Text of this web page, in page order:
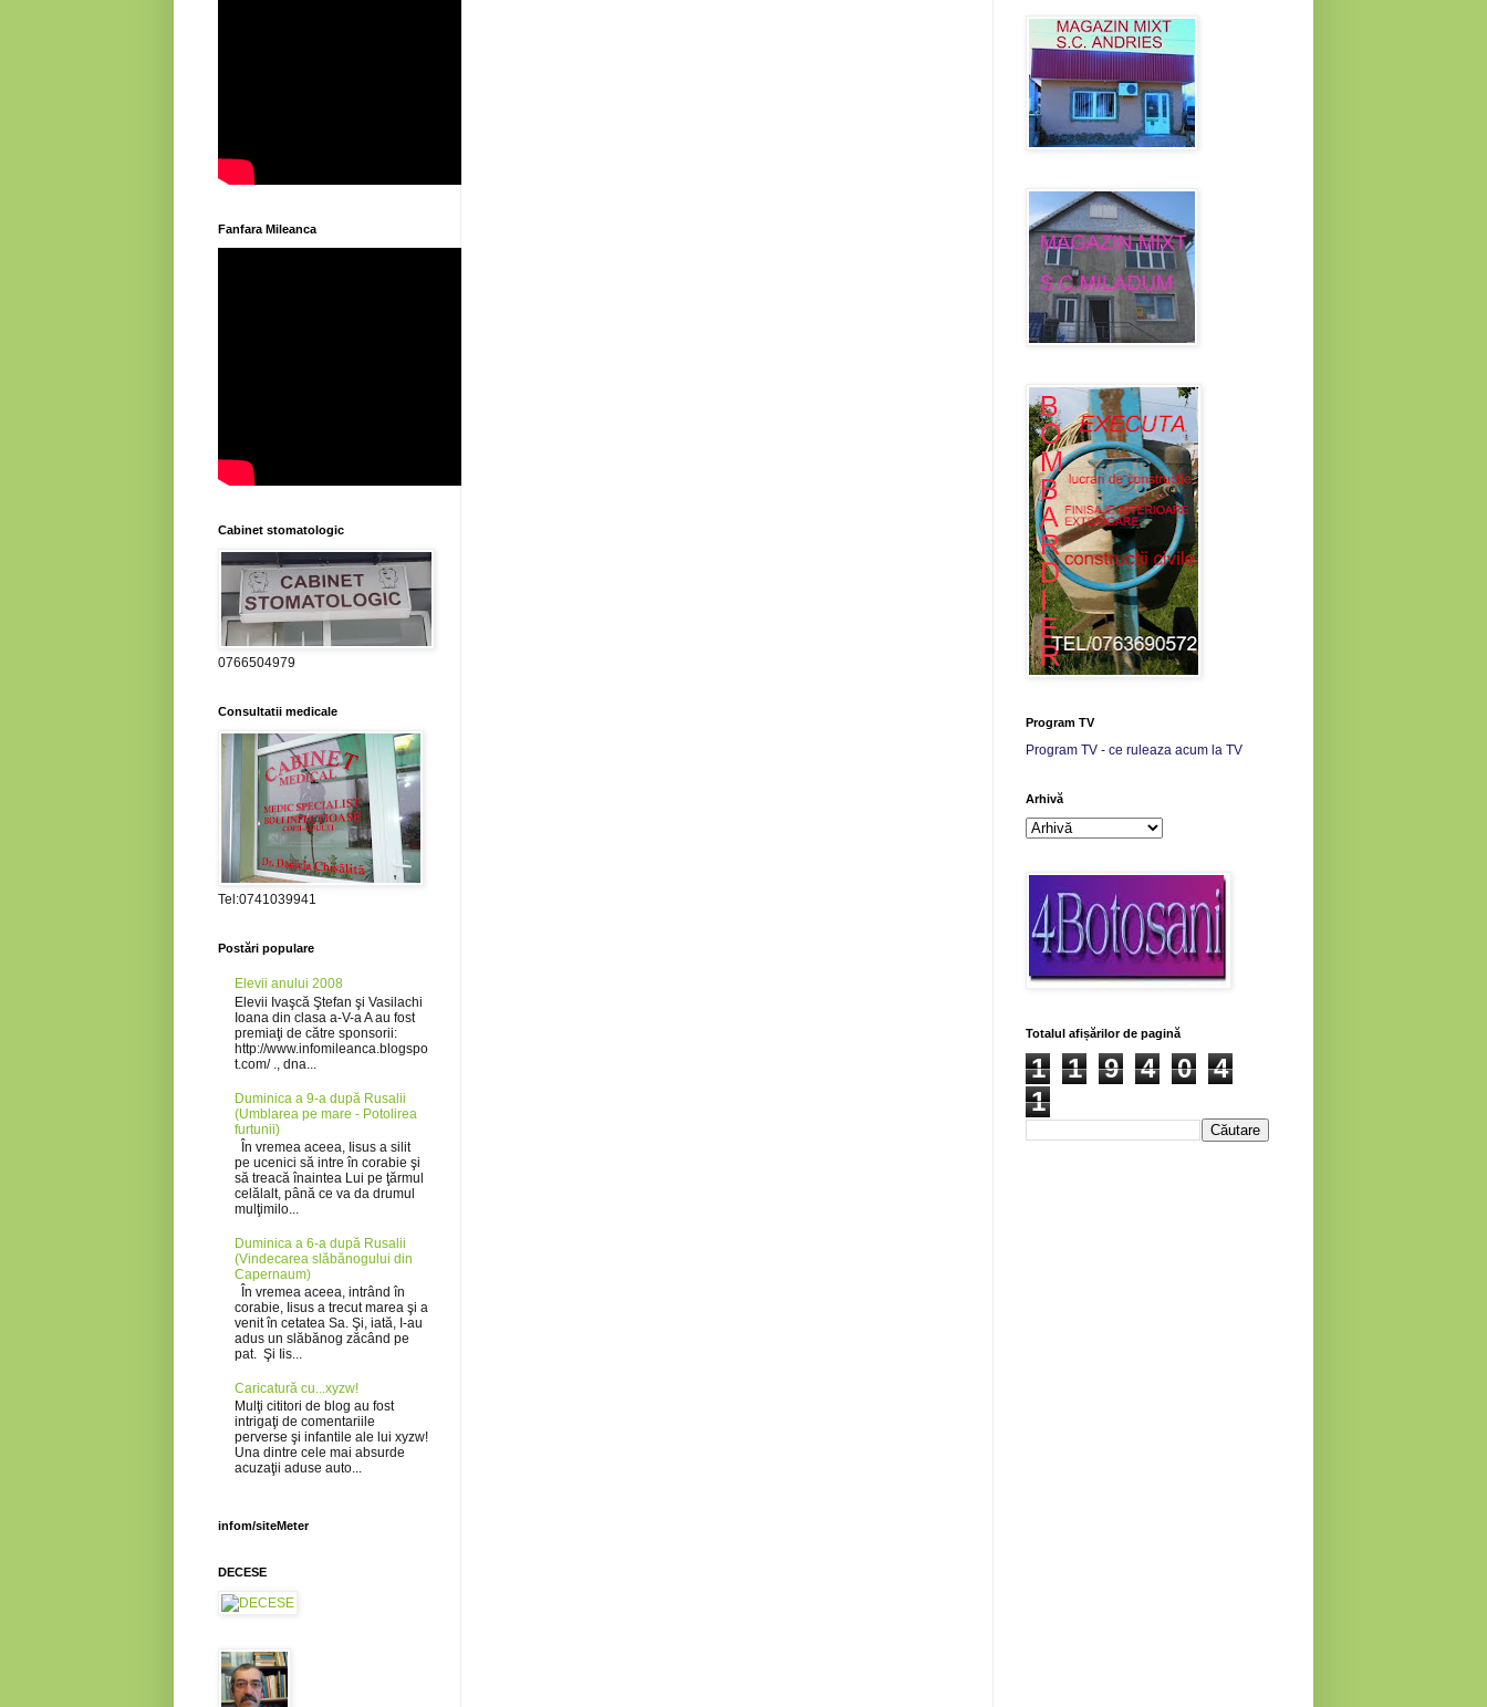
Fanfara Mileanca
Cabinet stomatologic
0766504979
Consultatii medicale
Tel:0741039941
Postări populare
Elevii anului 2008
Elevii Ivaşcă Ştefan şi Vasilachi
Ioana din clasa a-V-a A au fost
premiaţi de către sponsorii:
http://www.infomileanca.blogspo
t.com/ ., dna...
Duminica a 9-a după Rusalii
(Umblarea pe mare - Potolirea
furtunii)
În vremea aceea, Iisus a silit
pe ucenici să intre în corabie şi
să treacă înaintea Lui pe ţărmul
celălalt, până ce va da drumul
mulţimilo...
Duminica a 6-a după Rusalii
(Vindecarea slăbănogului din
Capernaum)
În vremea aceea, intrând în
corabie, Iisus a trecut marea şi a
venit în cetatea Sa. Şi, iată, I-au
adus un slăbănog zăcând pe
pat. Şi Iis...
Caricatură cu...xyzw!
Mulţi cititori de blog au fost
intrigaţi de comentariile
perverse şi infantile ale lui xyzw!
Una dintre cele mai absurde
acuzaţii aduse auto...
infom/siteMeter
DECESE
Program TV
Program TV - ce ruleaza acum la TV
Arhivă
Totalul afișărilor de pagină
1 1 9 4 0
4
1